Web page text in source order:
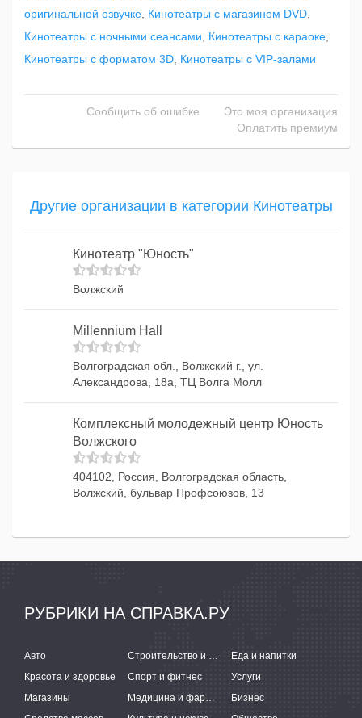
оригинальной озвучке Кинотеатры с магазином DVD
Кинотеатры с ночными сеансами
Кинотеатры с караоке
Кинотеатры с форматом 3D Кинотеатры с VIP-залами
Сообщить об ошибке
Это моя организация
Оплатить премиум
Другие организации в категории Кинотеатры
Кинотеатр "Юность"
Волжский
Millennium Hall
Волгоградская обл., Волжский г., ул.
Александрова, 18а, ТЦ Волга Молл
Комплексный молодежный центр Юность
Волжского
404102, Россия, Волгоградская область,
Волжский, бульвар Профсоюзов, 13
РУБРИКИ НА СПРАВКА.РУ
Авто Строительство и ремонт
Еда и напитки
Красота и здоровье
Спорт и фитнес
Услуги
Магазины
Медицина и фармацевтика
Бизнес